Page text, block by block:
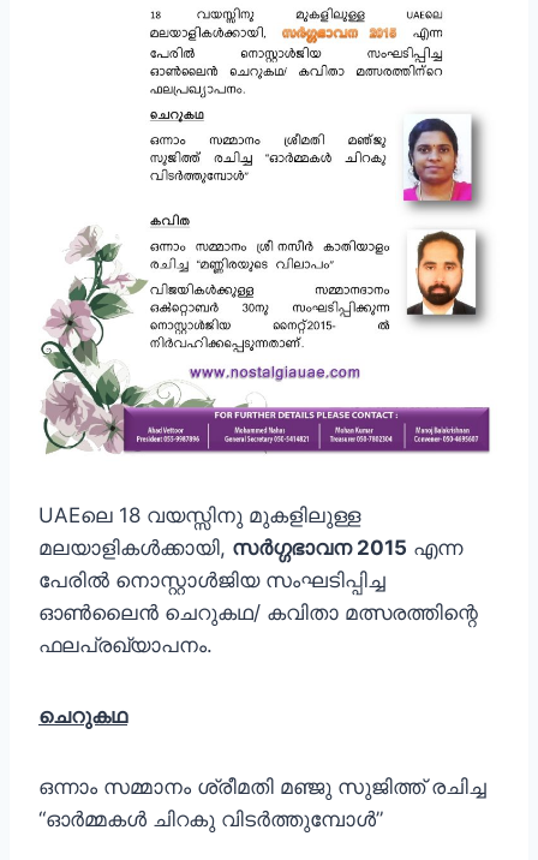
UAEലെ 18 വയസ്സിനു മുകളിലുള്ള
മലയാളികള്‍ക്കായി, സർഗ്ഗഭാവന 2015 എന്ന
പേരിൽ നൊസ്റ്റാള്‍ജിയ സംഘടിപ്പിച്ച
ഓണ്‍ലൈന്‍ ചെറുകഥ/ കവിതാ മത്സരത്തിന്റെ
ഫലപ്രഖ്യാപനം.
ചെറുകഥ
ഒന്നാം സമ്മാനം ശ്രീമതി മഞ്ജു സുജിത്ത് രചിച്ച
“ഓർമ്മകൾ ചിറകു വിടർത്തുമ്പോൾ”